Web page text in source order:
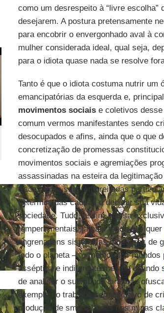
como um desrespeito à “livre
desejarem. A postura pretensamente
para encobrir o envergonhado aval à
mulher considerada ideal, qual seja,
para o idiota quase nada se resolve
Tanto é que o idiota costuma nutrir um
emancipatórias da esquerda e,
movimentos sociaise coletivos desse
comum vermos manifestantes sendo
desocupados e afins, ainda que o que
concretização de promessas
movimentos sociais e agremiações
assassinadas na esteira da
fracasso de suas empreitadas
determinadas causas e dedicar sua
sociedade. Tudo, assim, passa
temperamentais, jamais tendo
engrenagens sistêmicas moedoras de
todo o planeta – “o melhor dos
asséptica e indiferente mesmo
de analisar o submundo cinzento
exemplo do trabalho semiescravo de
produção de smartphones nas minas